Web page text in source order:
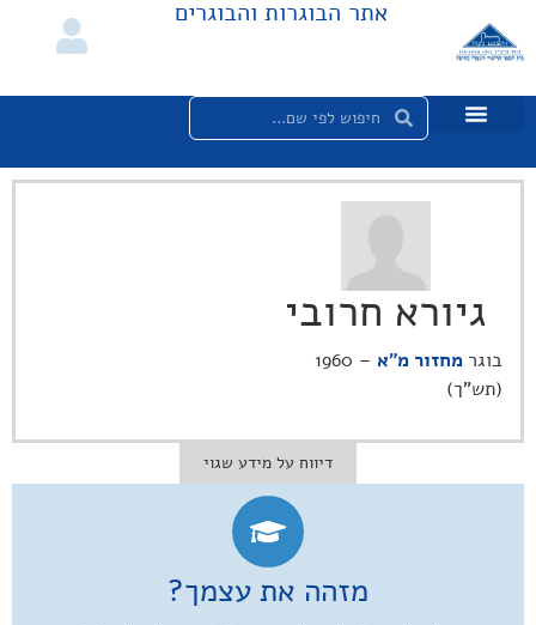
אתר הבוגרות והבוגרים
גיורא חרובי
בוגר מחזור מ"א
– 1960
(תש"ך)
דיווח על מידע שגוי
מזהה את עצמך?